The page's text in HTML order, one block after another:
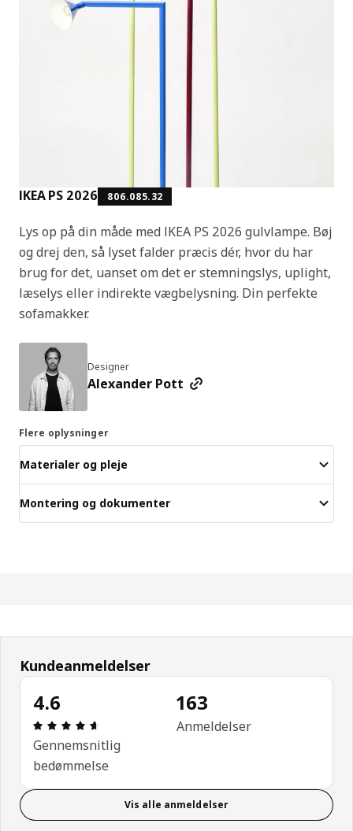
IKEA PS 2026 806.085.32
Lys op på din måde med IKEA PS 2026 gulvlampe. Bøj
og drej den, så lyset falder præcis dér, hvor du har
brug for det, uanset om det er stemningslys, uplight,
læselys eller indirekte vægbelysning. Din perfekte
sofamakker.
Designer
Alexander Pott
Flere oplysninger
Materialer og pleje
Montering og dokumenter
Kundeanmeldelser
4.6
Anmeldelse: 4.6 Ud af 5 Stjerner. Anmeldelser i
Gennemsnitlig
bedømmelse
163
Anmeldelser
Vis alle anmeldelser